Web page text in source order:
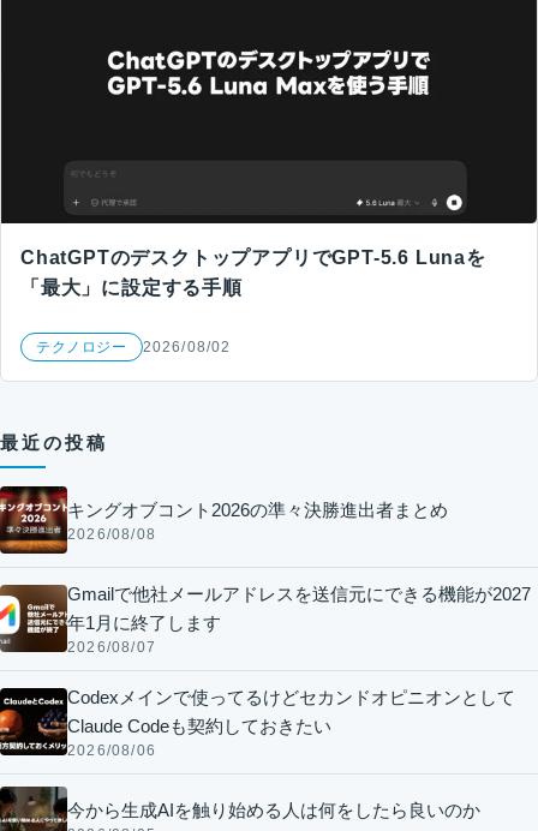
ChatGPTのデスクトップアプリでGPT-5.6 Lunaを
「最大」に設定する手順
テクノロジー 2026/08/02
最近の投稿
キングオブコント2026の準々決勝進出者まとめ
2026/08/08
Gmailで他社メールアドレスを送信元にできる機能が2027
年1月に終了します
2026/08/07
Codexメインで使ってるけどセカンドオピニオンとして
Claude Codeも契約しておきたい
2026/08/06
今から生成AIを触り始める人は何をしたら良いのか